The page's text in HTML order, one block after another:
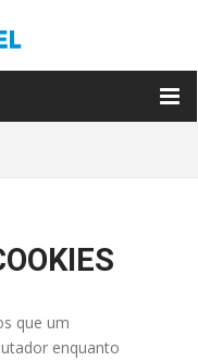
que um
enquanto